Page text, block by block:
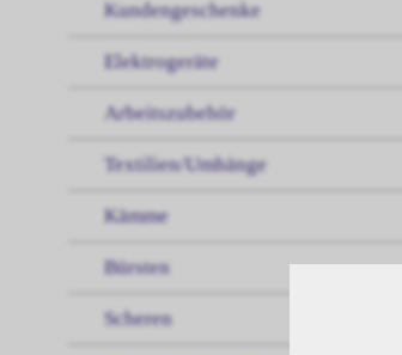
Kundengeschenke
Elektrogeräte
Arbeitszubehör
Textilien/Umhänge
Kämme
Bürsten
Scheren